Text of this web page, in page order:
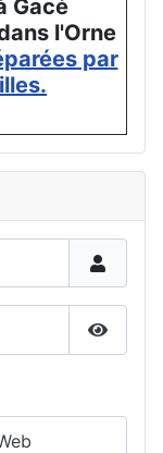
Gacé
l'Orne
par